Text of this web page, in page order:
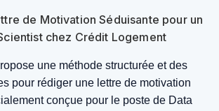
de Motivation Séduisante pour un
chez Crédit Logement
une méthode structurée et des
pour rédiger une lettre de motivation
conçue pour le poste de Data